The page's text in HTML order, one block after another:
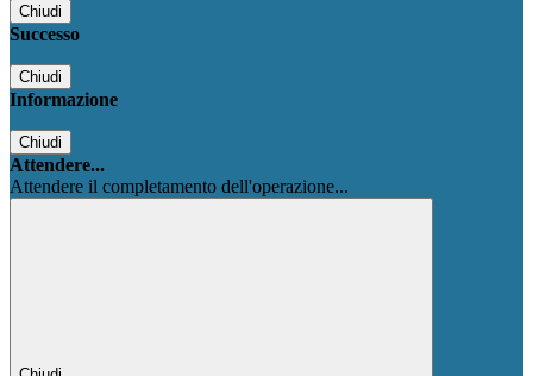
Chiudi
Successo
Chiudi
Informazione
Chiudi
Attendere...
Attendere il completamento dell'operazione...